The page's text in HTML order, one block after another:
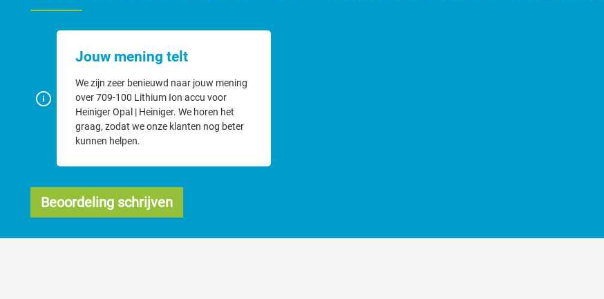
Jouw mening telt
We zijn zeer benieuwd naar jouw mening
over 709-100 Lithium Ion accu voor
Heiniger Opal | Heiniger. We horen het
graag, zodat we onze klanten nog beter
kunnen helpen.
Beoordeling schrijven